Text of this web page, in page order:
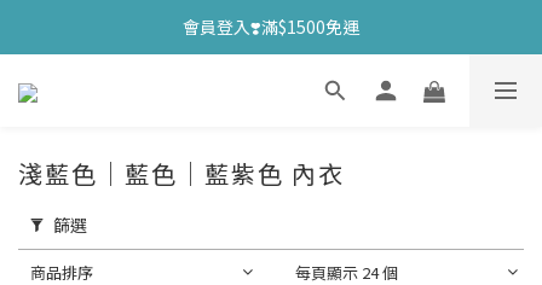
會員登入❣️滿$1500免運
淺藍色｜藍色｜藍紫色 內衣
篩選
商品排序 每頁顯示 24 個